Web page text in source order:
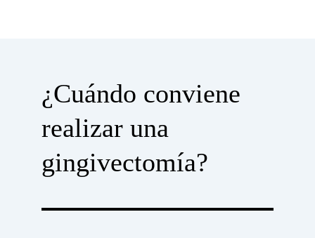
¿Cuándo conviene
realizar una
gingivectomía?